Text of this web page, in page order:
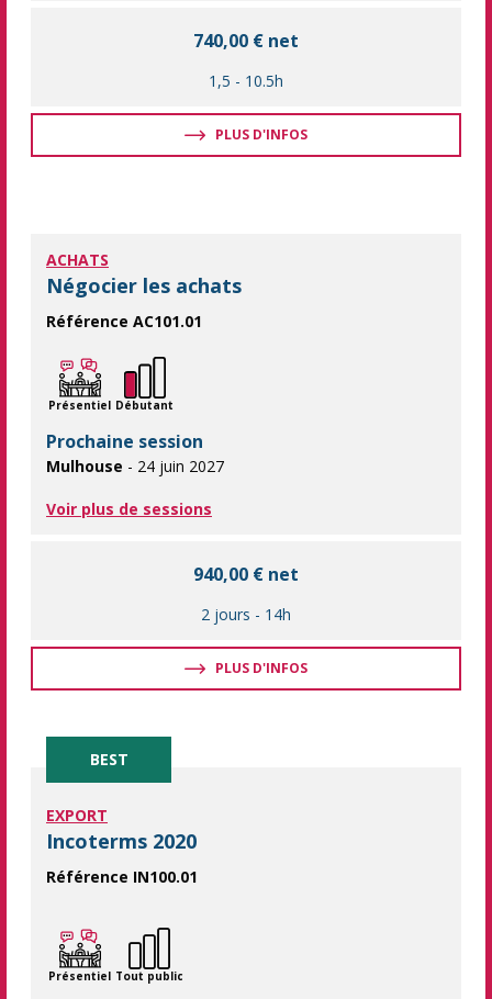
740,00 € net
1,5 - 10.5h
PLUS D'INFOS
ACHATS
Négocier les achats
Référence AC101.01
Apprendre les méthodes et outils pour optimiser la
Présentiel Débutant
Prochaine session
Mulhouse - 24 juin 2027
Voir plus de sessions
940,00 € net
2 jours - 14h
PLUS D'INFOS
BEST
EXPORT
Incoterms 2020
Référence IN100.01
Présentiel Tout public